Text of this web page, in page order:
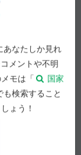
あなたしか見れ
メントや不明
モは「
国家
も検索すること
ょう！
スチス肺炎
（慢性閉塞
、PMSの対
と推定され